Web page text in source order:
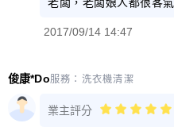
2017/09/14 14:47
俊康*Do服務： 洗衣機清潔
業主評分